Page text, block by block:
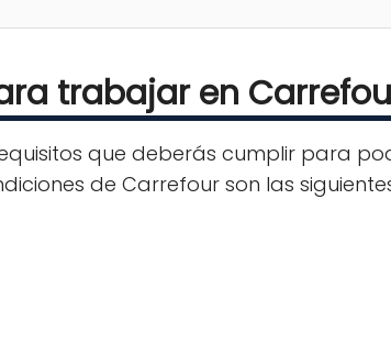
trabajar en
que deberás cumplir para
de Carrefour son las